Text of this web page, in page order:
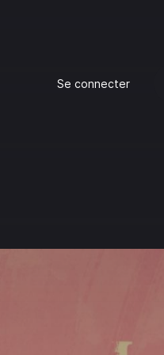
Se connecter